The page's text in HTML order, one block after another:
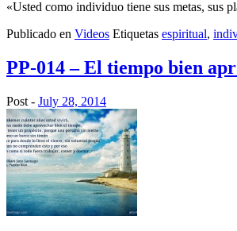
«Usted como individuo tiene sus metas, sus
Publicado en Videos Etiquetas espiritual,
PP-014 – El tiempo bien
Post - July 28, 2014